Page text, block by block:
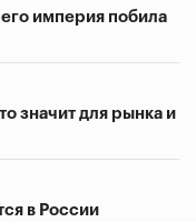
империя побила
значит для рынка и
в России